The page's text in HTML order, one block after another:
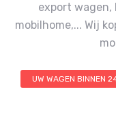
export
mobilhome,... Wij
UW WAGEN BINNEN